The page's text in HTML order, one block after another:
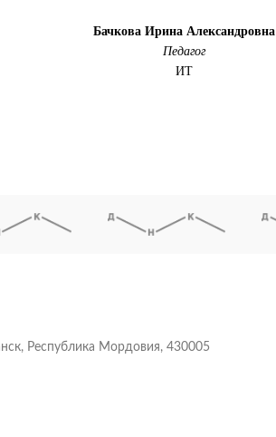
Бачкова Ирина Александровна
Педагог
ИТ
Республика Мордовия, 430005